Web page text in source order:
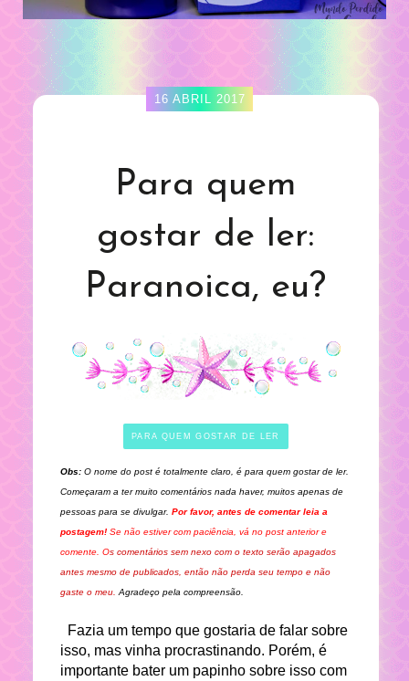
16 ABRIL 2017
Para quem
gostar de ler:
Paranoica, eu?
PARA QUEM GOSTAR DE LER
Obs:O nome do post é totalmente claro, é para quem gostar de ler.
Começaram a ter muito comentários nada haver, muitos apenas de
pessoas para se divulgar. Por favor, antes de comentar leia a
postagem! Se não estiver com paciência, vá no post anterior e
comente. Os comentários sem nexo com o texto serão apagados
antes mesmo de publicados, então não perda seu tempo e não
gaste o meu. Agradeço pela compreensão.
Fazia um tempo que gostaria de falar sobre
isso, mas vinha procrastinando. Porém, é
importante bater um papinho sobre isso com